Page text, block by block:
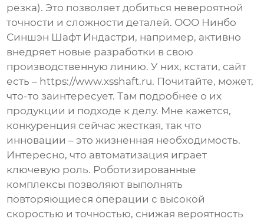
резка). Это позволяет добиться невероятной
точности и сложности деталей. ООО Нинбо
Синшэн Шафт Индастри, например, активно
внедряет новые разработки в свою
производственную линию. У них, кстати, сайт
есть – https://www.xsshaft.ru. Почитайте, может,
что-то заинтересует. Там подробнее о их
продукции и подходе к делу. Мне кажется,
конкуренция сейчас жесткая, так что
инновации – это жизненная необходимость.
Интересно, что автоматизация играет
ключевую роль. Роботизированные
комплексы позволяют выполнять
повторяющиеся операции с высокой
скоростью и точностью, снижая вероятность